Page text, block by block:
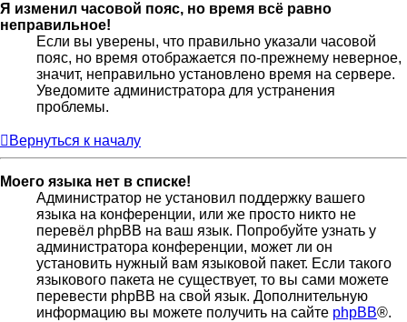
Я изменил часовой пояс, но время всё равно
неправильное!
Если вы уверены, что правильно указали часовой
пояс, но время отображается по-прежнему неверное,
значит, неправильно установлено время на сервере.
Уведомите администратора для устранения
проблемы.
Вернуться к началу
Моего языка нет в списке!
Администратор не установил поддержку вашего
языка на конференции, или же просто никто не
перевёл phpBB на ваш язык. Попробуйте узнать у
администратора конференции, может ли он
установить нужный вам языковой пакет. Если такого
языкового пакета не существует, то вы сами можете
перевести phpBB на свой язык. Дополнительную
информацию вы можете получить на сайте phpBB®.